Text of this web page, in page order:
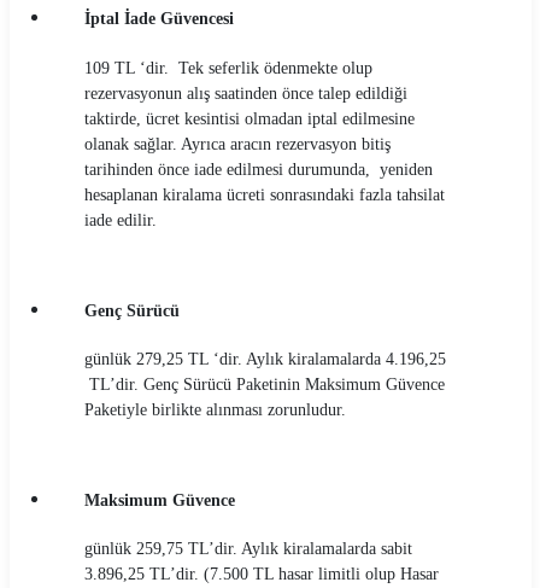
İptal İade Güvencesi
109 TL ‘dir. Tek seferlik ödenmekte olup
rezervasyonun alış saatinden önce talep edildiği
taktirde, ücret kesintisi olmadan iptal edilmesine
olanak sağlar. Ayrıca aracın rezervasyon bitiş
tarihinden önce iade edilmesi durumunda, yeniden
hesaplanan kiralama ücreti sonrasındaki fazla tahsilat
iade edilir.
Genç Sürücü
günlük 279,25 TL ‘dir. Aylık kiralamalarda 4.196,25
TL’dir. Genç Sürücü Paketinin Maksimum Güvence
Paketiyle birlikte alınması zorunludur.
Maksimum Güvence
günlük 259,75 TL’dir. Aylık kiralamalarda sabit
3.896,25 TL’dir. (7.500 TL hasar limitli olup Hasar